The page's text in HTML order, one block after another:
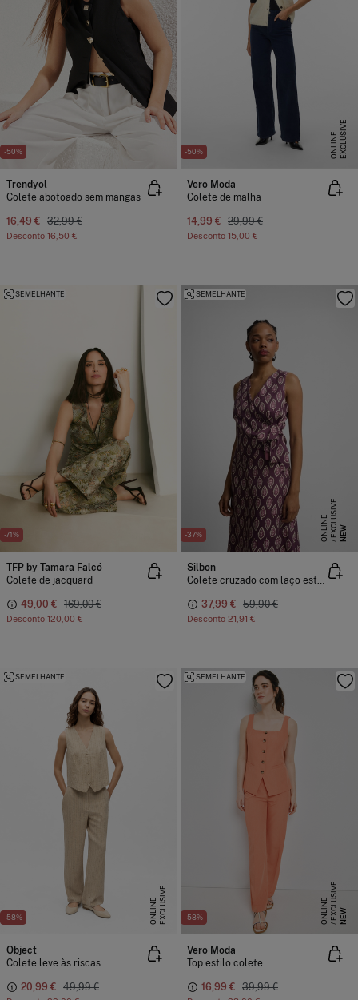
-50%
Trendyol
Colete abotoado sem mangas
16,49 € 32,99 €
Desconto 16,50 €
-50% E
X
C
L
U
SI
V
E
O
N
L
I
N
E
Vero Moda
Colete de malha
14,99 € 29,99 €
Desconto 15,00 €
-71%
SEMELHANTE
TFP by Tamara Falcó
Colete de jacquard
49,00 € 169,00 €
Desconto 120,00 €
-37% NEW
E
X
C
L
US
I
V
E
O
N
L
I
N
E
SEMELHANTE
Silbon
Colete cruzado com laço estampado
37,99 € 59,90 €
Desconto 21,91 €
-58% E
X
C
L
U
SI
V
E
O
N
L
I
N
E
SEMELHANTE
Object
Colete leve às riscas
20,99 € 49,99 €
-58% NEW
E
X
C
L
US
I
V
E
O
N
L
I
N
E
SEMELHANTE
Vero Moda
Top estilo colete
16,99 € 39,99 €